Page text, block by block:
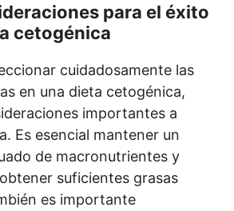
para el éxito
cetogénica
cuidadosamente las
en una dieta cetogénica,
importantes a
Es esencial mantener un
de macronutrientes y
suficientes grasas
es importante